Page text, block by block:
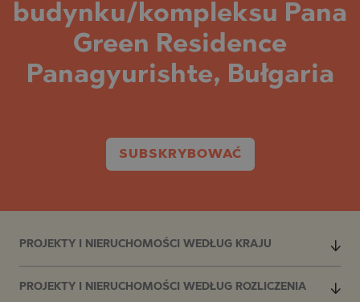
budynku/kompleksu Pana
Green Residence
Panagyurishte, Bułgaria
SUBSKRYBOWAĆ
PROJEKTY I NIERUCHOMOŚCI WEDŁUG KRAJU
PROJEKTY I NIERUCHOMOŚCI WEDŁUG ROZLICZENIA